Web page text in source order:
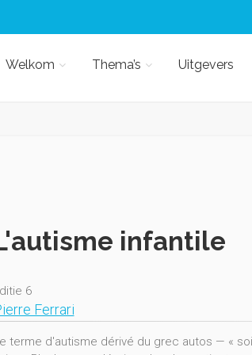
Welkom Thema’s Uitgevers
infantile
6
Ferrari
terme d'autisme dérivé du grec autos — «